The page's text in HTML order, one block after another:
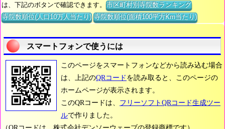
は、下記のボタンで確認できます。市区町村別寺院数ランキング
寺院数順位(人口10万人当たり) 寺院数順位(面積100平方Km当たり)
スマートフォンで使うには
このページをスマートフォンなどから読み込む場合
は、上記のQRコード を読み取ると、このページの
ホームページが表示されます。
このQRコードは、 フリーソフトQRコード生成ツー
ルで作りました。